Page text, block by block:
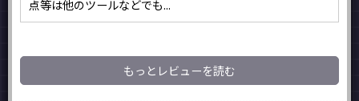
点等は他のツールなどでも...
もっとレビューを読む